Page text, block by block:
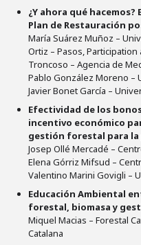
¿Y ahora qué
Plan de Restauración
María Suárez Muñoz –
Ortiz – Pasos,
Troncoso – Agencia de
Pablo González Moreno –
Javier Bonet García –
Efectividad de los
incentivo económico
gestión forestal para
Josep Ollé Mercadé –
Elena Górriz Mifsud –
Valentino Marini Govigli –
Educación Ambiental
forestal, biomasa y
Miquel Macias – Forestal
Catalana